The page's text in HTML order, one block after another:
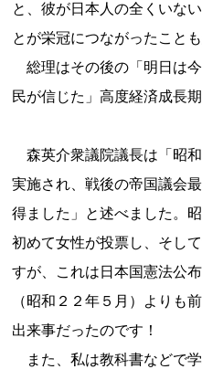
と、彼が日本人の全くいな
とが栄冠につながったこと
総理はその後の「明日は
民が信じた」高度経済成長
森英介衆議院議長は「昭
実施され、戦後の帝国議会
得ました」と述べました。
初めて女性が投票し、そし
すが、これは日本国憲法公
（昭和２２年５月）よりも
出来事だったのです！
また、私は教科書などで